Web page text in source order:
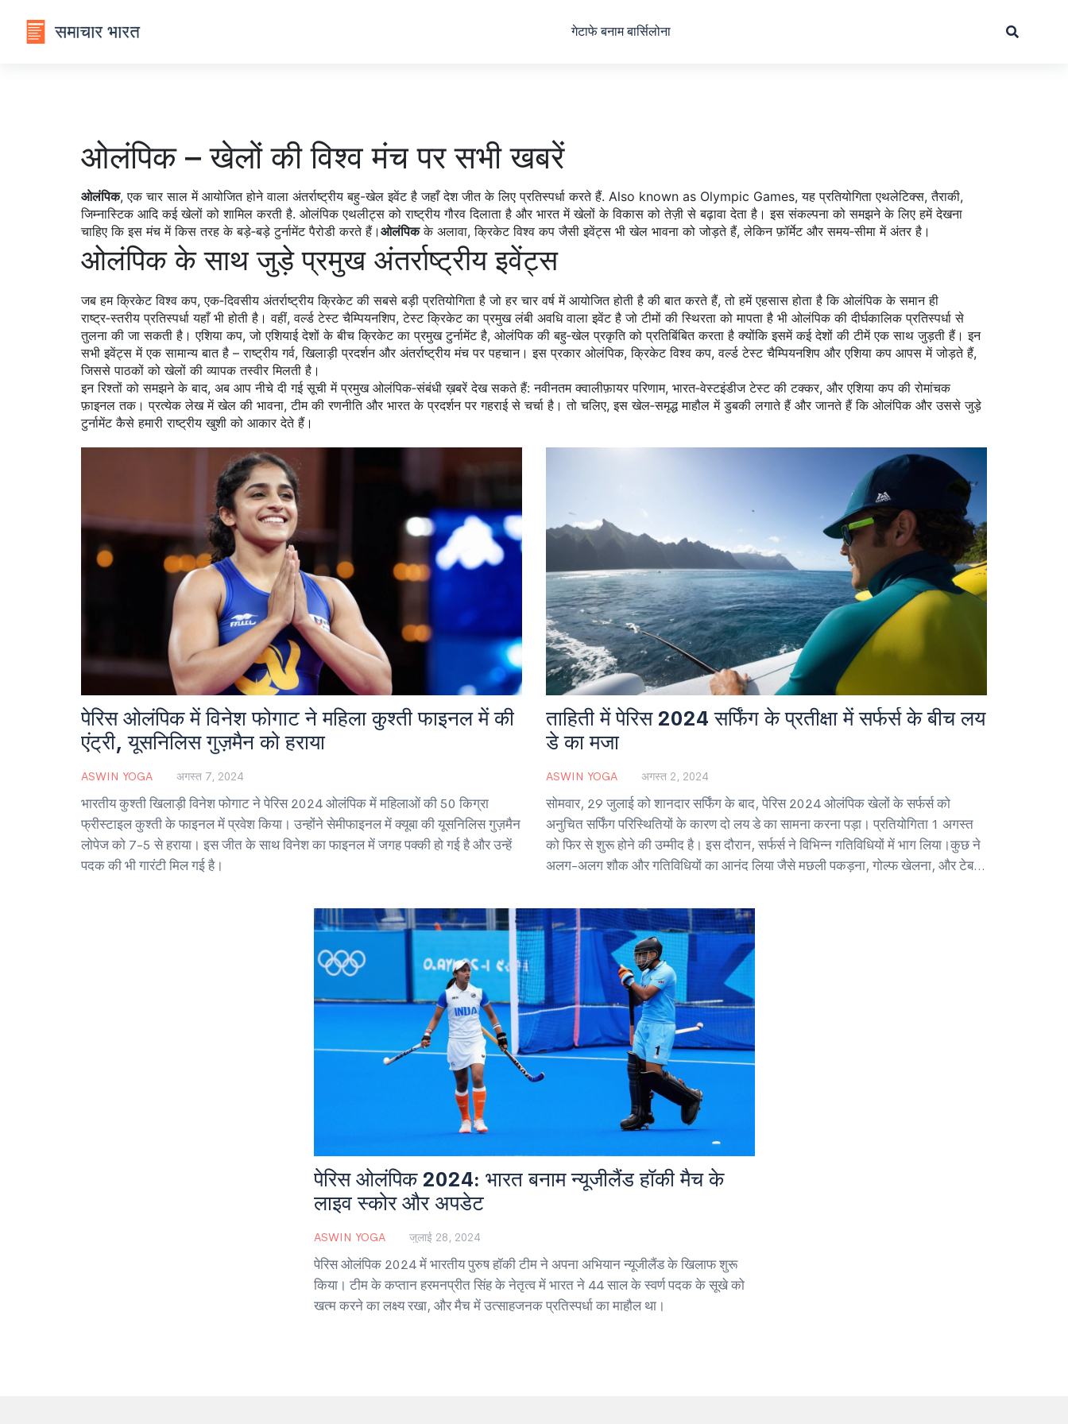
गेटाफे बनाम बार्सिलोना
ओलंपिक – खेलों की विश्व मंच पर सभी खबरें
ओलंपिक,एक चार साल में आयोजित होने वाला अंतर्राष्ट्रीय बहु-खेल इवेंट है जहाँ देश जीत के लिए प्रतिस्पर्धा करते हैं. Also known as Olympic Games, यह प्रतियोगिता एथलेटिक्स, तैराकी,
जिम्नास्टिक आदि कई खेलों को शामिल करती है. ओलंपिक एथलीट्स को राष्ट्रीय गौरव दिलाता है और भारत में खेलों के विकास को तेज़ी से बढ़ावा देता है। इस संकल्पना को समझने के लिए हमें देखना
चाहिए कि इस मंच में किस तरह के बड़े‑बड़े टुर्नामेंट पैरोडी करते हैं। ओलंपिकके अलावा, क्रिकेट विश्व कप जैसी इवेंट्स भी खेल भावना को जोड़ते हैं, लेकिन फ़ॉर्मेट और समय‑सीमा में अंतर है।
ओलंपिक के साथ जुड़े प्रमुख अंतर्राष्ट्रीय इवेंट्स
जब हमक्रिकेट विश्व कप,एक‑दिवसीय अंतर्राष्ट्रीय क्रिकेट की सबसे बड़ी प्रतियोगिता है जो हर चार वर्ष में आयोजित होती है की बात करते हैं, तो हमें एहसास होता है कि ओलंपिक के समान ही
राष्ट्र‑स्तरीय प्रतिस्पर्धा यहाँ भी होती है। वहीं,वर्ल्ड टेस्ट चैम्पियनशिप,टेस्ट क्रिकेट का प्रमुख लंबी अवधि वाला इवेंट है जो टीमों की स्थिरता को मापता है भी ओलंपिक की दीर्घकालिक प्रतिस्पर्धा से
तुलना की जा सकती है। एशिया कप, जो एशियाई देशों के बीच क्रिकेट का प्रमुख टुर्नामेंट है, ओलंपिक की बहु‑खेल प्रकृति को प्रतिबिंबित करता है क्योंकि इसमें कई देशों की टीमें एक साथ जुड़ती हैं। इन
सभी इवेंट्स में एक सामान्य बात है – राष्ट्रीय गर्व, खिलाड़ी प्रदर्शन और अंतर्राष्ट्रीय मंच पर पहचान। इस प्रकार ओलंपिक, क्रिकेट विश्व कप, वर्ल्ड टेस्ट चैम्पियनशिप और एशिया कप आपस में जोड़ते हैं,
जिससे पाठकों को खेलों की व्यापक तस्वीर मिलती है।
इन रिश्तों को समझने के बाद, अब आप नीचे दी गई सूची में प्रमुख ओलंपिक‑संबंधी ख़बरें देख सकते हैं: नवीनतम क्वालीफ़ायर परिणाम, भारत‑वेस्टइंडीज टेस्ट की टक्कर, और एशिया कप की रोमांचक
फ़ाइनल तक। प्रत्येक लेख में खेल की भावना, टीम की रणनीति और भारत के प्रदर्शन पर गहराई से चर्चा है। तो चलिए, इस खेल‑समृद्ध माहौल में डुबकी लगाते हैं और जानते हैं कि ओलंपिक और उससे जुड़े
टुर्नामेंट कैसे हमारी राष्ट्रीय खुशी को आकार देते हैं।
पेरिस ओलंपिक में विनेश फोगाट ने महिला कुश्ती फाइनल में की
एंट्री, यूसनिलिस गुज़मैन को हराया
ASWIN YOGA अगस्त 7, 2024
भारतीय कुश्ती खिलाड़ी विनेश फोगाट ने पेरिस 2024 ओलंपिक में महिलाओं की 50 किग्रा
फ्रीस्टाइल कुश्ती के फाइनल में प्रवेश किया। उन्होंने सेमीफाइनल में क्यूबा की यूसनिलिस गुज़मैन
लोपेज को 7-5 से हराया। इस जीत के साथ विनेश का फाइनल में जगह पक्की हो गई है और उन्हें
पदक की भी गारंटी मिल गई है।
ताहिती में पेरिस 2024 सर्फिंग के प्रतीक्षा में सर्फर्स के बीच लय
डे का मजा
ASWIN YOGA अगस्त 2, 2024
सोमवार, 29 जुलाई को शानदार सर्फिंग के बाद, पेरिस 2024 ओलंपिक खेलों के सर्फर्स को
अनुचित सर्फिंग परिस्थितियों के कारण दो लय डे का सामना करना पड़ा। प्रतियोगिता 1 अगस्त
को फिर से शुरू होने की उम्मीद है। इस दौरान, सर्फर्स ने विभिन्न गतिविधियों में भाग लिया।कुछ ने
अलग-अलग शौक और गतिविधियों का आनंद लिया जैसे मछली पकड़ना, गोल्फ खेलना, और टेबल
पेरिस ओलंपिक 2024: भारत बनाम न्यूजीलैंड हॉकी मैच के
लाइव स्कोर और अपडेट
ASWIN YOGA जुलाई 28, 2024
पेरिस ओलंपिक 2024 में भारतीय पुरुष हॉकी टीम ने अपना अभियान न्यूजीलैंड के खिलाफ शुरू
किया। टीम के कप्तान हरमनप्रीत सिंह के नेतृत्व में भारत ने 44 साल के स्वर्ण पदक के सूखे को
खत्म करने का लक्ष्य रखा, और मैच में उत्साहजनक प्रतिस्पर्धा का माहौल था।